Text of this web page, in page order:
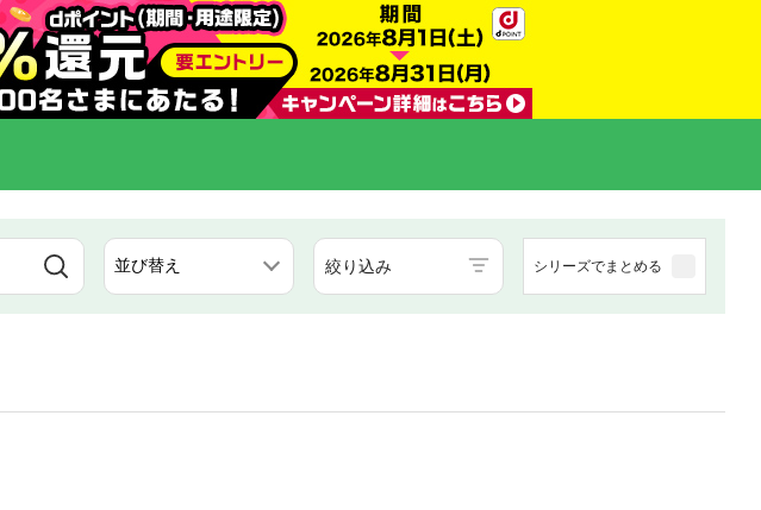
絞り込み シリーズでまとめる